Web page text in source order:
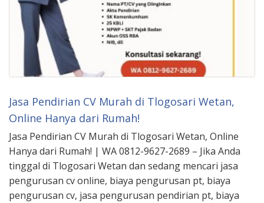
Jasa Pendirian CV Murah di Tlogosari Wetan,
Online Hanya dari Rumah!
Jasa Pendirian CV Murah di Tlogosari Wetan, Online
Hanya dari Rumah! | WA 0812-9627-2689 – Jika Anda
tinggal di Tlogosari Wetan dan sedang mencari jasa
pengurusan cv online, biaya pengurusan pt, biaya
pengurusan cv, jasa pengurusan pendirian pt, biaya